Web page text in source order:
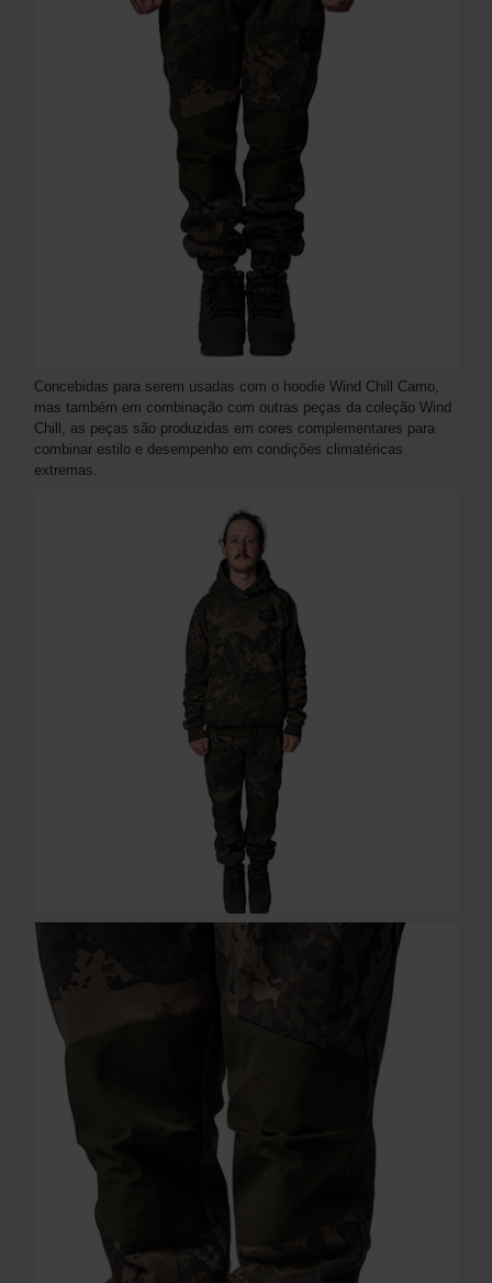
Concebidas para serem usadas com o hoodie Wind Chill Camo,
mas também em combinação com outras peças da coleção Wind
Chill, as peças são produzidas em cores complementares para
combinar estilo e desempenho em condições climatéricas
extremas.